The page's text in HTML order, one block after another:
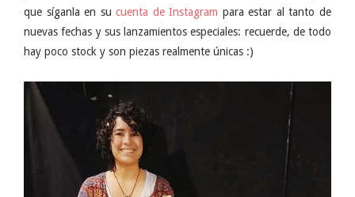
que síganla en sucuenta de Instagram para estar al tanto de
nuevas fechas y sus lanzamientos especiales: recuerde, de todo
hay poco stock y son piezas realmente únicas :)